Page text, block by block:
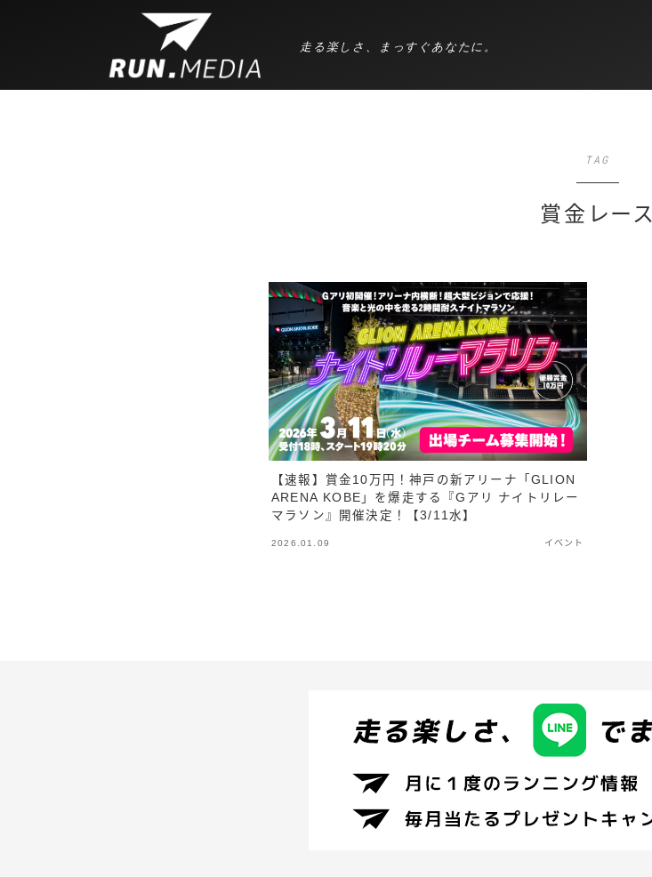
走る楽しさ、まっすぐあなたに。
TAG
賞金レース
【速報】賞金10万円！神戸の新アリーナ「GLION
ARENA KOBE」を爆走する『Gアリ ナイトリレー
マラソン』開催決定！【3/11水】
2026.01.09 イベント